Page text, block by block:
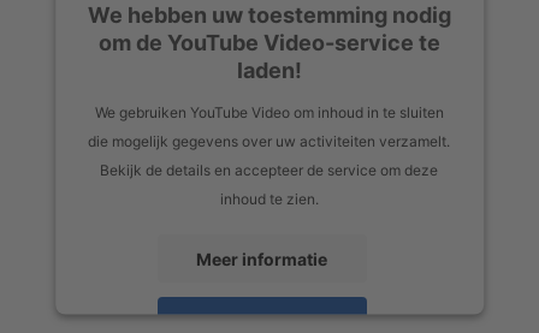
We hebben uw toestemming nodig
om de YouTube Video-service te
laden!
We gebruiken YouTube Video om inhoud in te sluiten
die mogelijk gegevens over uw activiteiten verzamelt.
Bekijk de details en accepteer de service om deze
inhoud te zien.
Meer informatie
Accepteren